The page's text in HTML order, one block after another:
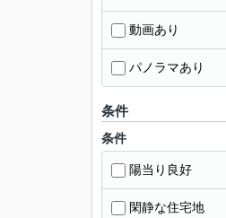
動画あり
パノラマあり
条件
条件
陽当り良好
閑静な住宅地